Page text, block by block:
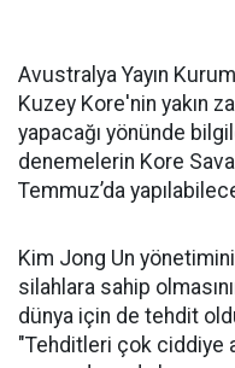
Avustralya Yayın
Kuzey Kore'nin yakın
yapacağı yönünde
denemelerin Kore
Temmuz’da
Kim Jong Un
silahlara sahip
dünya için de tehdit
"Tehditleri çok ciddiye